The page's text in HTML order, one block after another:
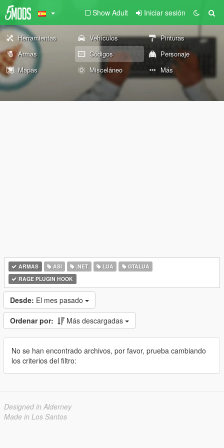
Show Adult Iniciar sesión
Herramientas Vehículos
Pinturas
Armas
Códigos
Personaje
Mapas
Misceláneo Más
ARMAS ASI .NET LUA
GTALUA
RAGE PLUGIN HOOK
Desde: El mes pasado
Ordenar por: Más descargadas
No se han encontrado archivos, por favor, prueba cambiando
los criterios del filtro:
Designed in Alderney
Made in Los Santos